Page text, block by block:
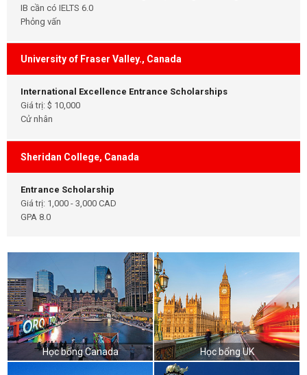
IB cần có IELTS 6.0
Phỏng vấn
University of Fraser Valley., Canada
International Excellence Entrance Scholarships
Giá trị: $ 10,000
Cử nhân
Sheridan College, Canada
Entrance Scholarship
Giá trị: 1,000 - 3,000 CAD
GPA 8.0
Học bổng Canada Học bổng UK